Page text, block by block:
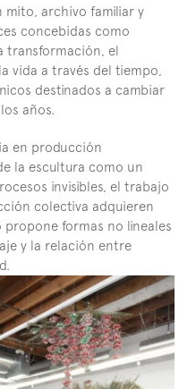
mito, archivo familiar y
concebidas como
transformación, el
vida a través del tiempo,
destinados a cambiar
años.
en producción
la escultura como un
invisibles, el trabajo
colectiva adquieren
formas no lineales
y la relación entre